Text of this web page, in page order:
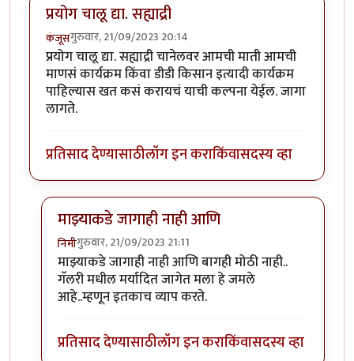
प्रयोग चालू द्या. सह्याद्री
कंजूसगुरुवार, 21/09/2023 20:14
प्रयोग चालू द्या. सह्याद्री चानेलवर आमची माती आमची
माणसं कार्यक्रम किंवा डीडी किसान इत्यादी कार्यक्रम
पाहिल्यास खत कसं करायचं याची कल्पना येईल. जागा
लागते.
प्रतिसाद देण्यासाठीलॉग इन कराकिंवासदस्य व्हा
माझ्याकडे जागाही नाही आणि
निमीगुरुवार, 21/09/2023 21:11
In reply toप्रयोग चालू द्या. सह्याद्रीbyकंजूस
माझ्याकडे जागाही नाही आणि बागही मोठी नाही..
गॅलरी मधील मर्यादित जागेत मला हे जमले
आहे..म्हणून इतकाच व्याप करते.
प्रतिसाद देण्यासाठीलॉग इन कराकिंवासदस्य व्हा